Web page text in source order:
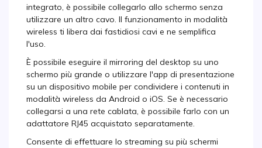
integrato, è possibile collegarlo allo schermo senza
utilizzare un altro cavo. Il funzionamento in modalità
wireless ti libera dai fastidiosi cavi e ne semplifica
l'uso.
È possibile eseguire il mirroring del desktop su uno
schermo più grande o utilizzare l'app di presentazione
su un dispositivo mobile per condividere i contenuti in
modalità wireless da Android o iOS. Se è necessario
collegarsi a una rete cablata, è possibile farlo con un
adattatore RJ45 acquistato separatamente.
Consente di effettuare lo streaming su più schermi